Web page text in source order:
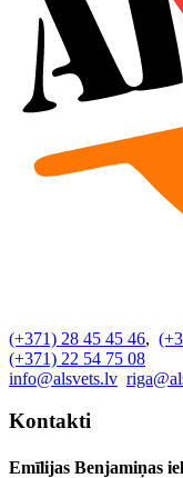
(+371) 28 45 45 46,
(+371) 22 54 75 08
info@alsvets.lv
Kontakti
Emīlijas Benjamiņas